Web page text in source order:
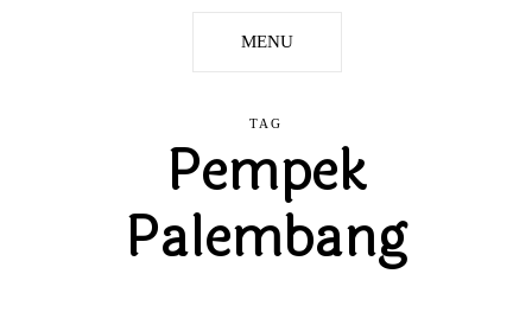
MENU
TAG
Pempek
Palembang